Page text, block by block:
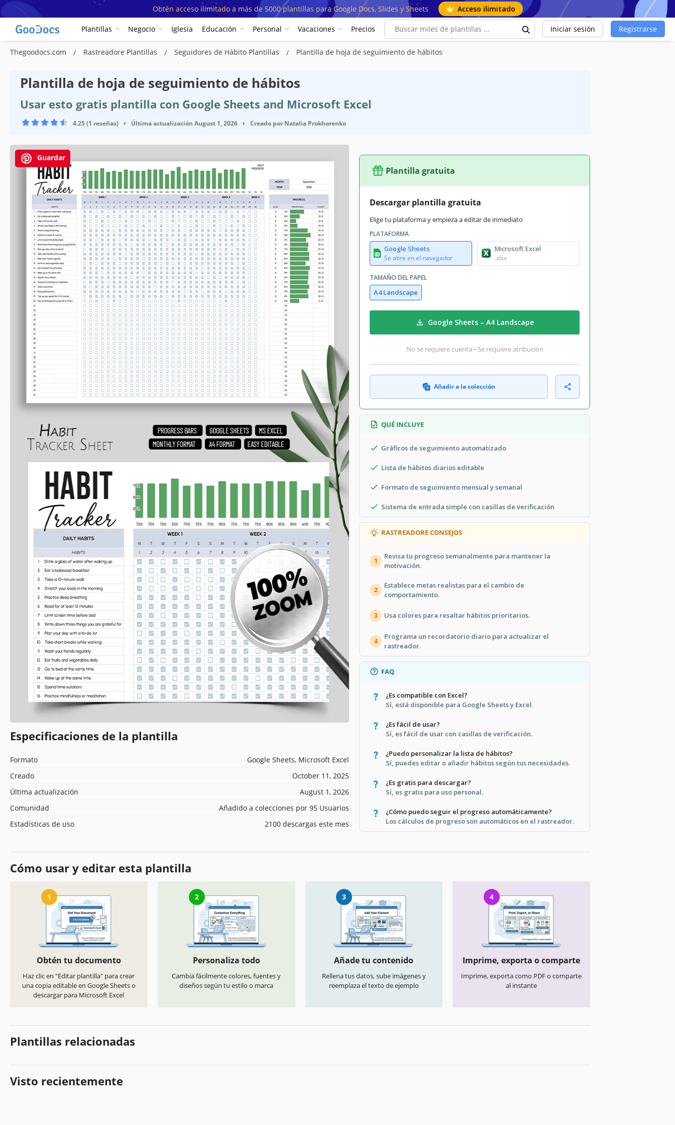
Obtén acceso ilimitado a más de 5000 plantillas para Google Docs, Slides y Sheets Acceso ilimitado
Plantillas Negocio Iglesia Educación Personal Vacaciones Precios Iniciar sesión Registrarse
Thegoodocs.com Rastreadore Plantillas Seguidores de Hábito Plantillas Plantilla de hoja de seguimiento de hábitos
Plantilla de hoja de seguimiento de hábitos
Usar esto gratis plantilla con Google Sheets and Microsoft Excel
4.25 (1 reseñas) • Última actualización August 1, 2026 • Creado por Natalia Prokhorenko
Guardar
Especificaciones de la plantilla
Formato
Google Sheets, Microsoft Excel
Creado
October 11, 2025
Última actualización
August 1, 2026
Comunidad
Añadido a colecciones por 95 Usuarios
Estadísticas de uso
2100 descargas este mes
Plantilla gratuita
Descargar plantilla gratuita
Elige tu plataforma y empieza a editar de inmediato
PLATAFORMA
Google Sheets
Se abre en el navegador
Microsoft Excel
.xlsx
TAMAÑO DEL PAPEL
A4 Landscape
Google Sheets – A4 Landscape
No se requiere cuenta • Se requiere atribución
Añadir a la colección
QUÉ INCLUYE
Gráficos de seguimiento automatizado
Lista de hábitos diarios editable
Formato de seguimiento mensual y semanal
Sistema de entrada simple con casillas de verificación
RASTREADORE CONSEJOS
1
Revisa tu progreso semanalmente para mantener la
motivación.
2
Establece metas realistas para el cambio de
comportamiento.
3 Usa colores para resaltar hábitos prioritarios.
4
Programa un recordatorio diario para actualizar el
rastreador.
FAQ
¿Es compatible con Excel?
Sí, está disponible para Google Sheets y Excel.
¿Es fácil de usar?
Sí, es fácil de usar con casillas de verificación.
¿Puedo personalizar la lista de hábitos?
Sí, puedes editar o añadir hábitos según tus necesidades.
¿Es gratis para descargar?
Sí, es gratis para uso personal.
¿Cómo puedo seguir el progreso automáticamente?
Los cálculos de progreso son automáticos en el rastreador.
Cómo usar y editar esta plantilla
1
Obtén tu documento
Haz clic en "Editar plantilla" para crear
una copia editable en Google Sheets o
descargar para Microsoft Excel
2
Personaliza todo
Cambia fácilmente colores, fuentes y
diseños según tu estilo o marca
3
Añade tu contenido
Rellena tus datos, sube imágenes y
reemplaza el texto de ejemplo
4
Imprime, exporta o comparte
Imprime, exporta como PDF o comparte
al instante
Plantillas relacionadas
Visto recientemente